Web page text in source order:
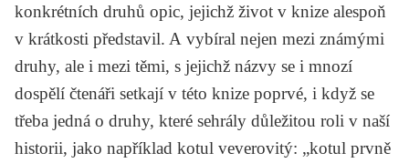
konkrétních druhů opic, jejichž život v knize alespoň
v krátkosti představil. A vybíral nejen mezi známými
druhy, ale i mezi těmi, s jejichž názvy se i mnozí
dospělí čtenáři setkají v této knize poprvé, i když se
třeba jedná o druhy, které sehrály důležitou roli v naší
historii, jako například kotul veverovitý: „kotul prvně